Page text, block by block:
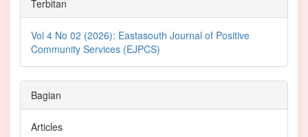
Terbitan
Vol 4 No 02 (2026): Eastasouth Journal of Positive
Community Services (EJPCS)
Bagian
Articles